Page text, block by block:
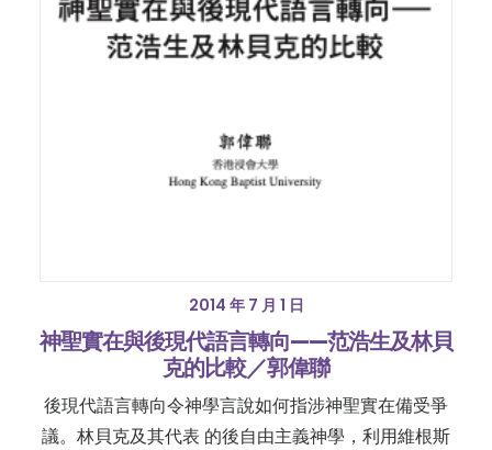
2014 年 7 月 1 日
神聖實在與後現代語言轉向——范浩生及林貝
克的比較／郭偉聯
後現代語言轉向令神學言說如何指涉神聖實在備受爭
議。林貝克及其代表 的後自由主義神學，利用維根斯